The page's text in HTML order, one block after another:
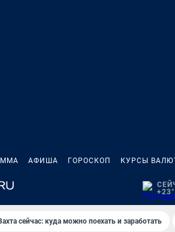
АФИША ГОРОСКОП КУРСЫ
сейчас: куда можно поехать и заработать